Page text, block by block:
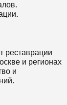
реставрации
и регионах
и